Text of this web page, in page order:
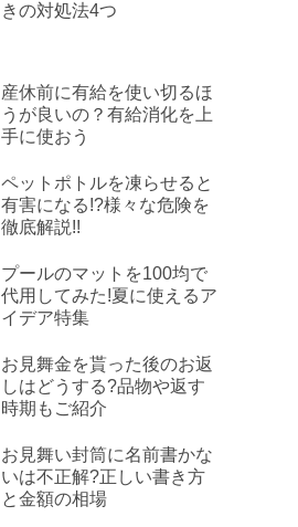
きの対処法4つ
産休前に有給を使い切るほ
うが良いの？有給消化を上
手に使おう
ペットポトルを凍らせると
有害になる!?様々な危険を
徹底解説!!
プールのマットを100均で
代用してみた!夏に使えるア
イデア特集
お見舞金を貰った後のお返
しはどうする?品物や返す
時期もご紹介
お見舞い封筒に名前書かな
いは不正解?正しい書き方
と金額の相場